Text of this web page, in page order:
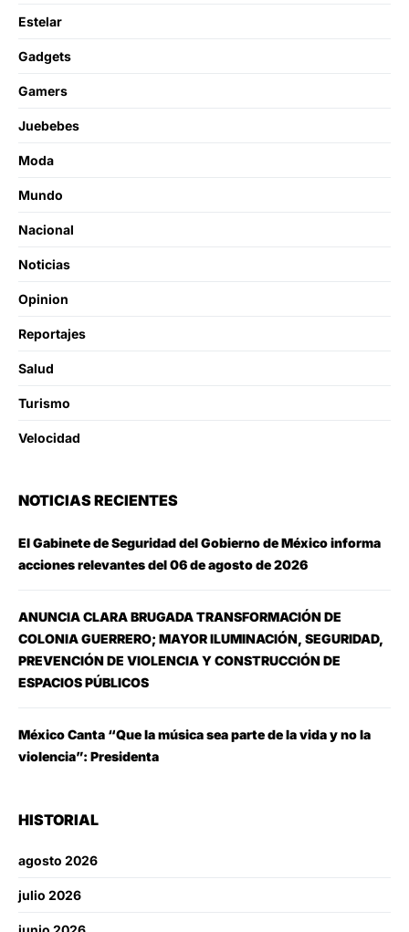
Estelar
Gadgets
Gamers
Juebebes
Moda
Mundo
Nacional
Noticias
Opinion
Reportajes
Salud
Turismo
Velocidad
NOTICIAS RECIENTES
El Gabinete de Seguridad del Gobierno de México informa
acciones relevantes del 06 de agosto de 2026
ANUNCIA CLARA BRUGADA TRANSFORMACIÓN DE
COLONIA GUERRERO; MAYOR ILUMINACIÓN, SEGURIDAD,
PREVENCIÓN DE VIOLENCIA Y CONSTRUCCIÓN DE
ESPACIOS PÚBLICOS
México Canta “Que la música sea parte de la vida y no la
violencia”: Presidenta
HISTORIAL
agosto 2026
julio 2026